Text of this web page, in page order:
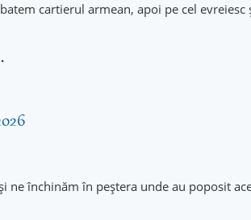
cartierul armean, apoi pe cel evreiesc
.
ne închinăm în peștera unde au poposit